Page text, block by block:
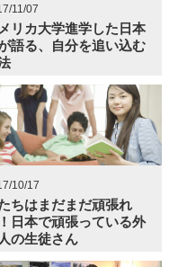
11/07
リカ大学進学した日本
語る、自分を追い込む
10/17
ちはまだまだ頑張れ
日本で頑張っている外
の生徒さん